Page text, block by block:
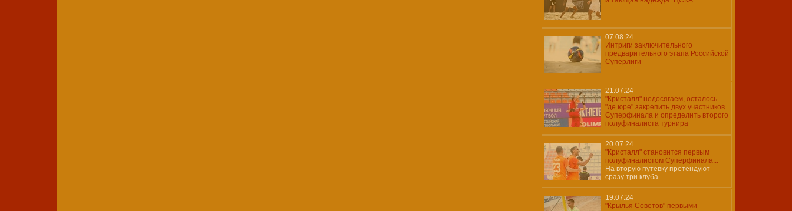
07.08.24
Интриги заключительного
предварительного этапа Российской
Суперлиги
21.07.24
"Кристалл" недосягаем, осталось
"де юре" закрепить двух участников
Суперфинала и определить второго
полуфиналиста турнира
20.07.24
"Кристалл" становится первым
полуфиналистом Суперфинала...
На вторую путевку претендуют
сразу три клуба...
19.07.24
"Крылья Советов" первыми